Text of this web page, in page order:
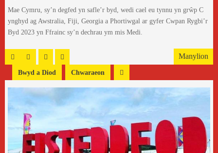
Mae Cymru, sy’n degfed yn safle’r byd, wedi cael eu tynnu yn grŵp C
ynghyd ag Awstralia, Fiji, Georgia a Phortiwgal ar gyfer Cwpan Rygbi’r
Byd 2023 yn Ffrainc sy’n dechrau ym mis Medi.
Manylion
Bwyd a Diod Chwaraeon